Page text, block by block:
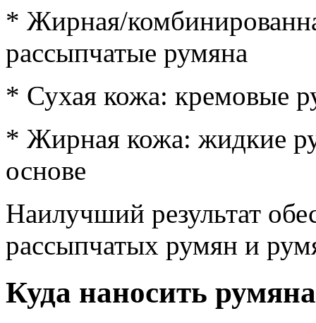
* Жирная/
рассыпчатые румяна
* Сухая кожа: кремовые
* Жирная кожа: жидкие
основе
Наилучший результат
рассыпчатых румян и
Куда наносить румяна